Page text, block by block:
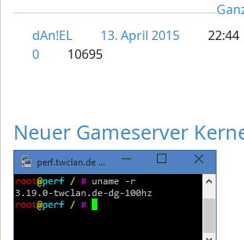
dAn!EL
13. April 2015 22:44
0
10695
Neuer Gameserver